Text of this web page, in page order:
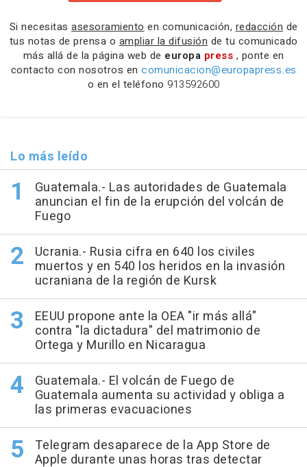
Si necesitas asesoramiento en comunicación, redacción de
tus notas de prensa o ampliar la difusión de tu comunicado
más allá de la página web de europa press , ponte en
contacto con nosotros en comunicacion@europapress.es
o en el teléfono 913592600
Lo más leído
Guatemala.- Las autoridades de Guatemala
anuncian el fin de la erupción del volcán de
Fuego
Ucrania.- Rusia cifra en 640 los civiles
muertos y en 540 los heridos en la invasión
ucraniana de la región de Kursk
EEUU propone ante la OEA "ir más allá"
contra "la dictadura" del matrimonio de
Ortega y Murillo en Nicaragua
Guatemala.- El volcán de Fuego de
Guatemala aumenta su actividad y obliga a
las primeras evacuaciones
Telegram desaparece de la App Store de
Apple durante unas horas tras detectar